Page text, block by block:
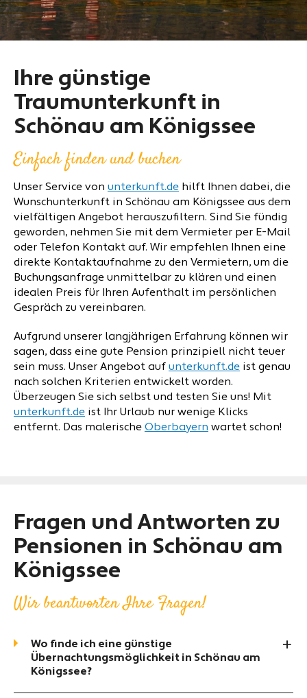
Ihre günstige
Traumunterkunft in
Schönau am Königssee
Einfach finden und buchen
Unser Service von unterkunft.de hilft Ihnen dabei, die
Wunschunterkunft in Schönau am Königssee aus dem
vielfältigen Angebot herauszufiltern. Sind Sie fündig
geworden, nehmen Sie mit dem Vermieter per E-Mail
oder Telefon Kontakt auf. Wir empfehlen Ihnen eine
direkte Kontaktaufnahme zu den Vermietern, um die
Buchungsanfrage unmittelbar zu klären und einen
idealen Preis für Ihren Aufenthalt im persönlichen
Gespräch zu vereinbaren.
Aufgrund unserer langjährigen Erfahrung können wir
sagen, dass eine gute Pension prinzipiell nicht teuer
sein muss. Unser Angebot auf unterkunft.de ist genau
nach solchen Kriterien entwickelt worden.
Überzeugen Sie sich selbst und testen Sie uns! Mit
unterkunft.de ist Ihr Urlaub nur wenige Klicks
entfernt. Das malerische Oberbayern wartet schon!
Fragen und Antworten zu
Pensionen in Schönau am
Königssee
Wir beantworten Ihre Fragen!
Wo finde ich eine günstige
Übernachtungsmöglichkeit in Schönau am
Königssee?